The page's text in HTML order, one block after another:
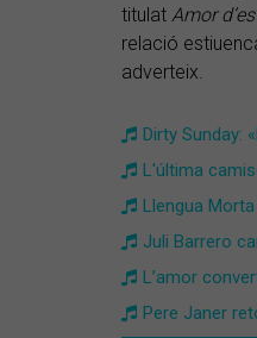
titulat Amor
relació
adverteix.
Dirty Sunday:
L'última
Llengua
Juli Barrero
​L’amor
​Pere Janer